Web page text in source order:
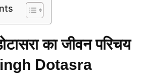
का जीवन परिचय
Dotasra